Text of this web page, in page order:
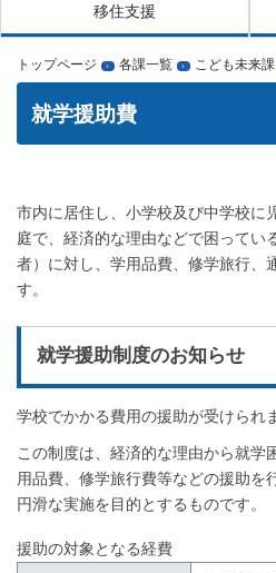
移住支援
トップページ › 各課一覧 › こども未来課
就学援助費
市内に居住し、小学校及び中学校に
庭で、経済的な理由などで困ってい
者）に対し、学用品費、修学旅行、
す。
就学援助制度のお知らせ
学校でかかる費用の援助が受けられ
この制度は、経済的な理由から就学
用品費、修学旅行費等などの援助を
円滑な実施を目的とするものです。
援助の対象となる経費